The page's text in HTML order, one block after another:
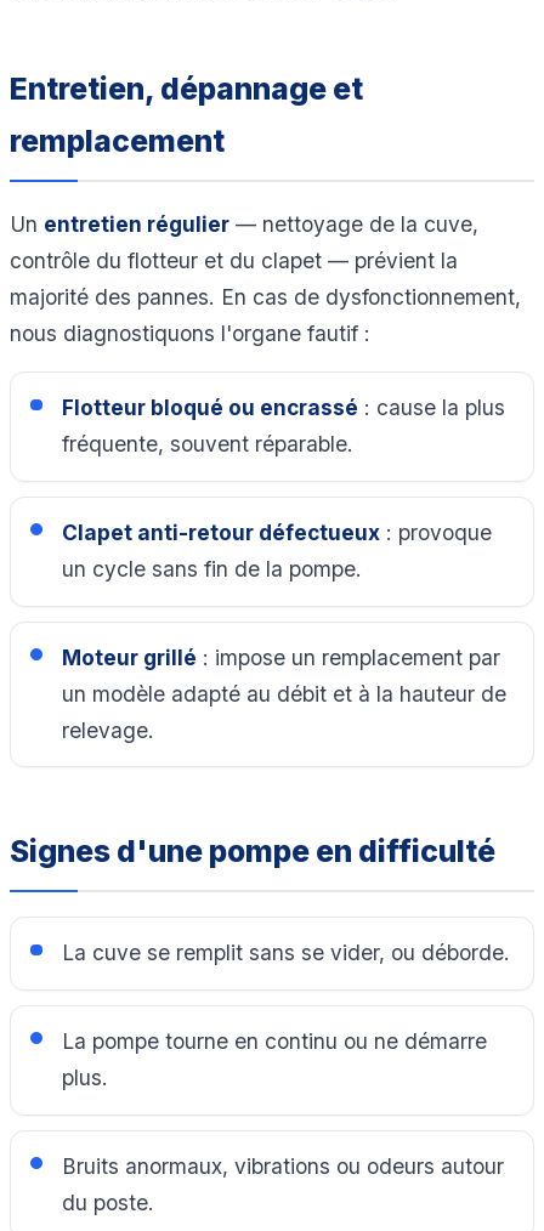
Entretien, dépannage et
remplacement
Un entretien régulier — nettoyage de la cuve,
contrôle du flotteur et du clapet — prévient la
majorité des pannes. En cas de dysfonctionnement,
nous diagnostiquons l'organe fautif :
Flotteur bloqué ou encrassé : cause la plus
fréquente, souvent réparable.
Clapet anti-retour défectueux: provoque
un cycle sans fin de la pompe.
Moteur grillé : impose un remplacement par
un modèle adapté au débit et à la hauteur de
relevage.
Signes d'une pompe en difficulté
La cuve se remplit sans se vider, ou déborde.
La pompe tourne en continu ou ne démarre
plus.
Bruits anormaux, vibrations ou odeurs autour
du poste.